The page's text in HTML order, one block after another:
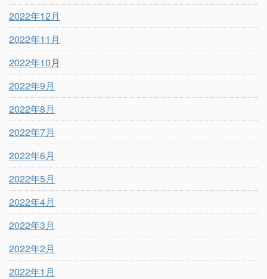
2022年12月
2022年11月
2022年10月
2022年9月
2022年8月
2022年7月
2022年6月
2022年5月
2022年4月
2022年3月
2022年2月
2022年1月